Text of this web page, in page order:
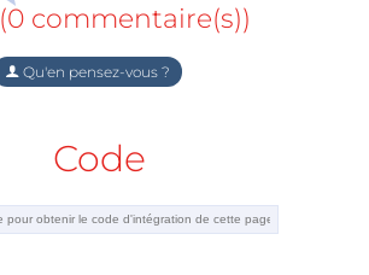
(0 commentaire(s))
Qu'en pensez-vous ?
Code